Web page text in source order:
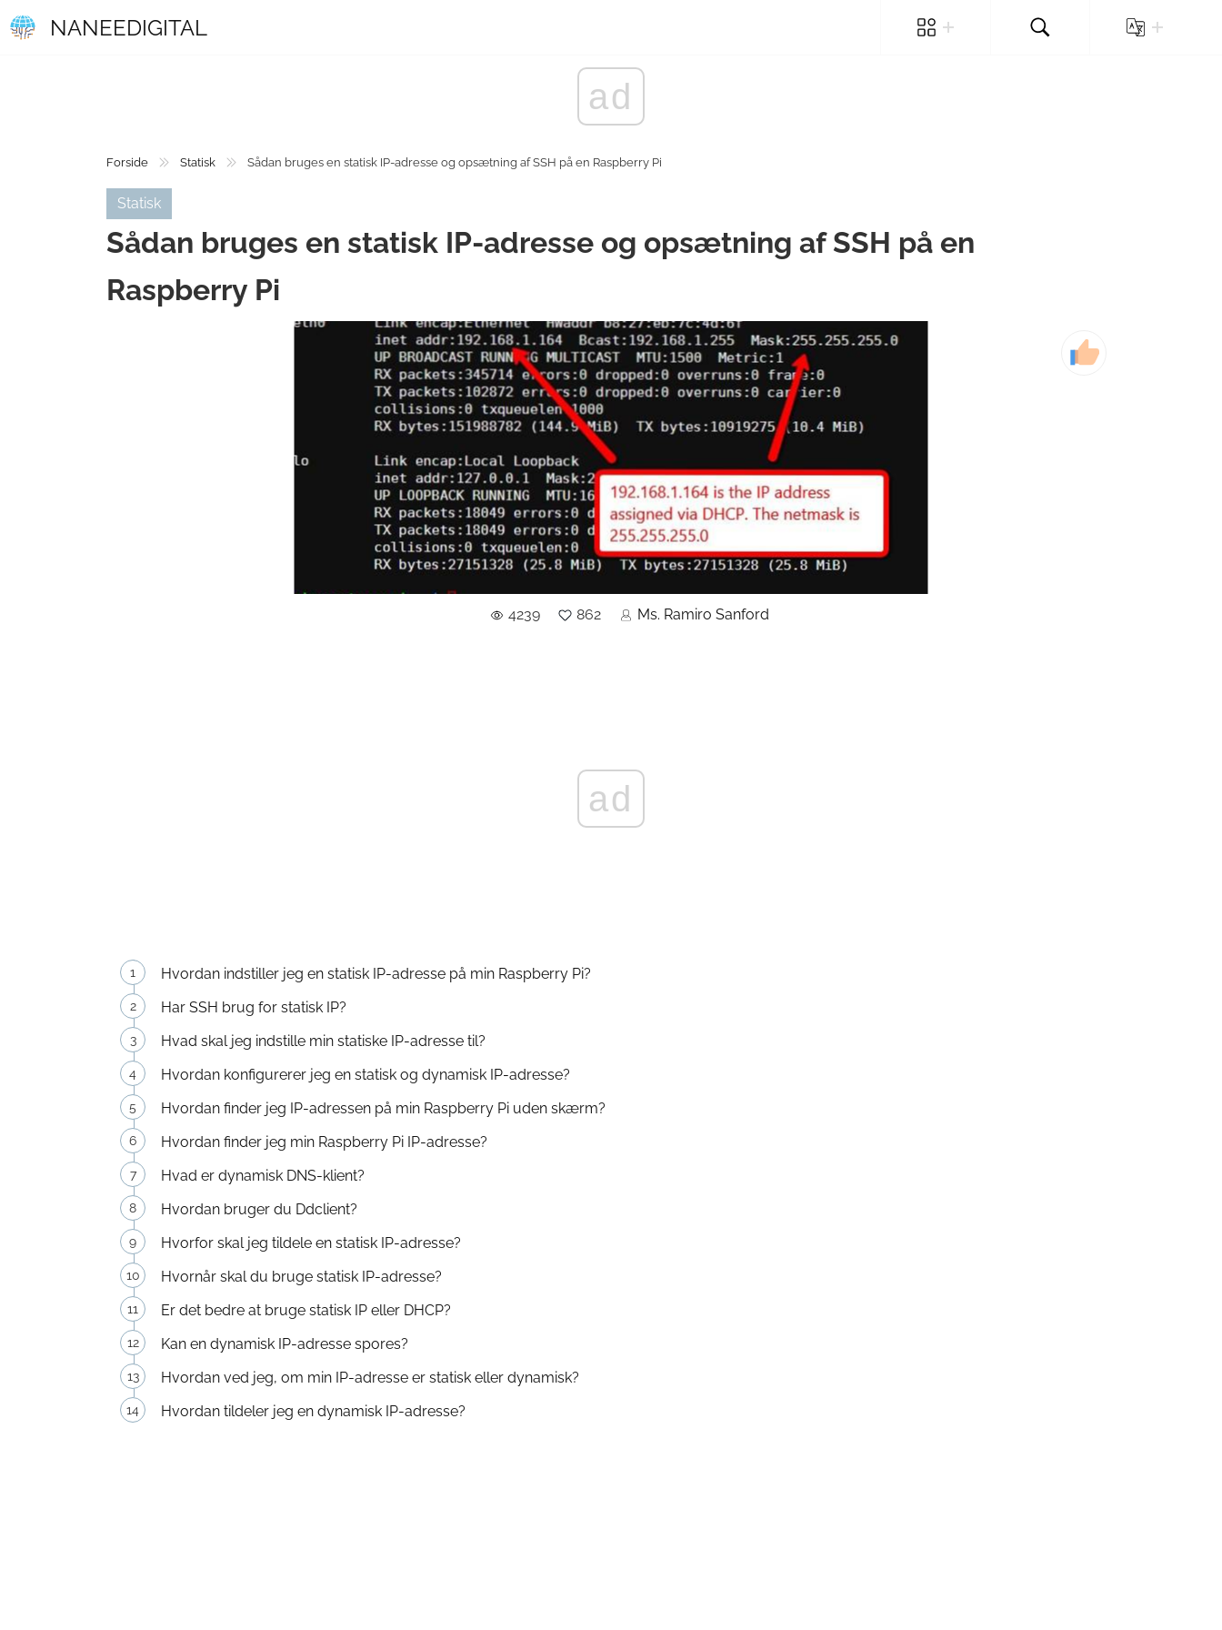
NANEEDIGITAL
ad
Forside Statisk Sådan bruges en statisk IP-adresse og opsætning af SSH på en Raspberry Pi
Statisk
Sådan bruges en statisk IP-adresse og opsætning af SSH på en
Raspberry Pi
4239 862 Ms. Ramiro Sanford
ad
Hvordan indstiller jeg en statisk IP-adresse på min Raspberry Pi?
Har SSH brug for statisk IP?
Hvad skal jeg indstille min statiske IP-adresse til?
Hvordan konfigurerer jeg en statisk og dynamisk IP-adresse?
Hvordan finder jeg IP-adressen på min Raspberry Pi uden skærm?
Hvordan finder jeg min Raspberry Pi IP-adresse?
Hvad er dynamisk DNS-klient?
Hvordan bruger du Ddclient?
Hvorfor skal jeg tildele en statisk IP-adresse?
Hvornår skal du bruge statisk IP-adresse?
Er det bedre at bruge statisk IP eller DHCP?
Kan en dynamisk IP-adresse spores?
Hvordan ved jeg, om min IP-adresse er statisk eller dynamisk?
Hvordan tildeler jeg en dynamisk IP-adresse?